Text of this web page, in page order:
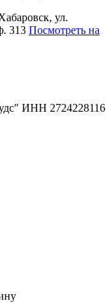
ул.
313 Посмотреть на
ИНН 2724228116